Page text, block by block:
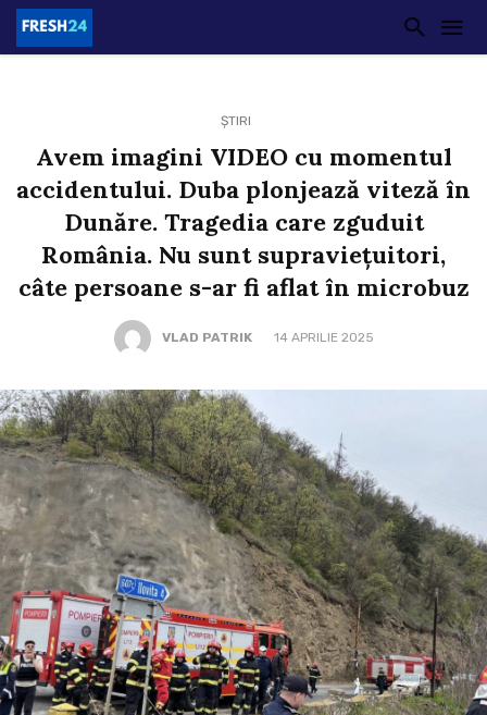
ȘTIRI
Avem imagini VIDEO cu momentul
accidentului. Duba plonjează viteză în
Dunăre. Tragedia care zguduit
România. Nu sunt supraviețuitori,
câte persoane s-ar fi aflat în microbuz
VLAD PATRIK 14 APRILIE 2025